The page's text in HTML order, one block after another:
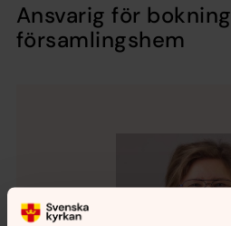
Ansvarig för bokning
församlingshem